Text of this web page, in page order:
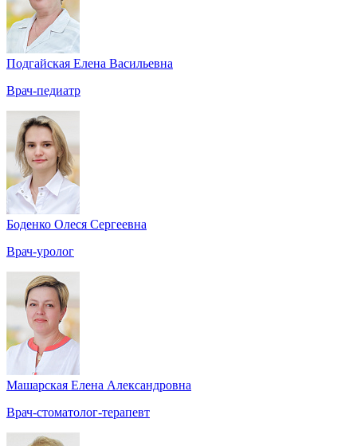
Подгайская Елена Васильевна
Врач-педиатр
Боденко Олеся Сергеевна
Врач-уролог
Машарская Елена Александровна
Врач-стоматолог-терапевт